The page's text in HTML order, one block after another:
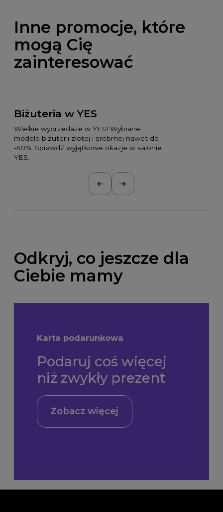
Inne promocje, które
mogą Cię
zainteresować
Biżuteria w YES
Wielkie wyprzedaże w YES! Wybrane
modele biżuterii złotej i srebrnej nawet do
-50%. Sprawdź wyjątkowe okazje w salonie
YES.
Odkryj, co jeszcze dla
Ciebie mamy
Karta podarunkowa
Podaruj coś więcej
niż zwykły prezent
Zobacz więcej